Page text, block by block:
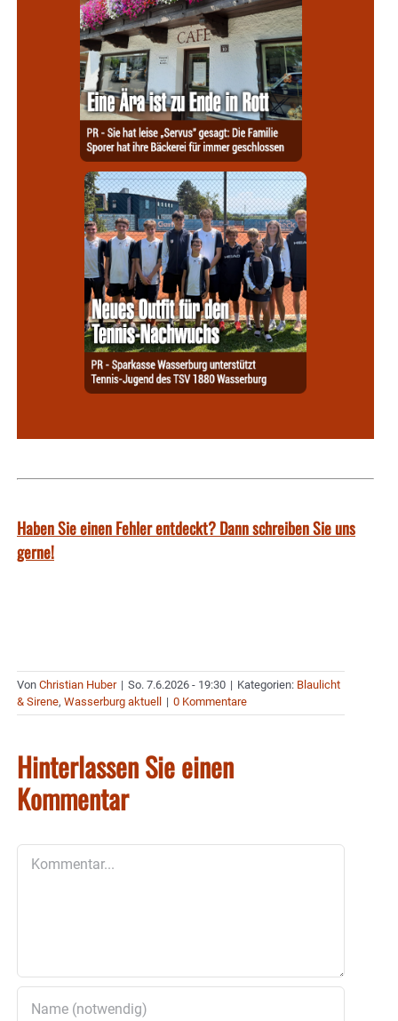
Haben Sie einen Fehler entdeckt? Dann schreiben Sie uns
gerne!
Von Christian Huber | So. 7.6.2026 - 19:30 | Kategorien: Blaulicht
& Sirene, Wasserburg aktuell | 0 Kommentare
Hinterlassen Sie einen
Kommentar